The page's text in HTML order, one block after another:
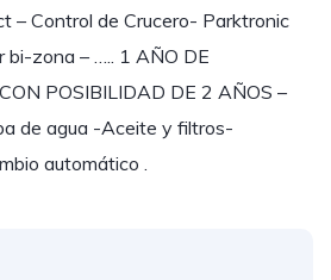
– Control de Crucero- Parktronic
bi-zona – ….. 1 AÑO DE
POSIBILIDAD DE 2 AÑOS –
de agua -Aceite y filtros-
automático .